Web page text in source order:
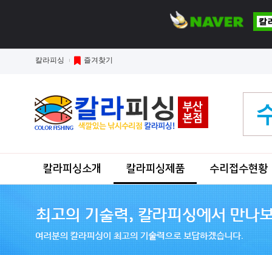
칼라피싱 즐겨찾기
칼라피싱소개 칼라피싱제품 수리접수현황